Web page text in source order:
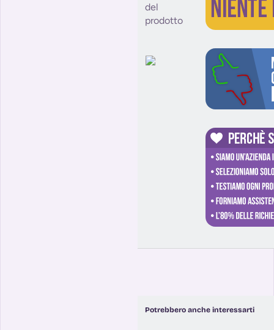
del
prodotto
Potrebbero anche interessarti